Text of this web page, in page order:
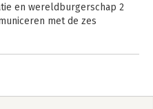
en wereldburgerschap 2
met de zes